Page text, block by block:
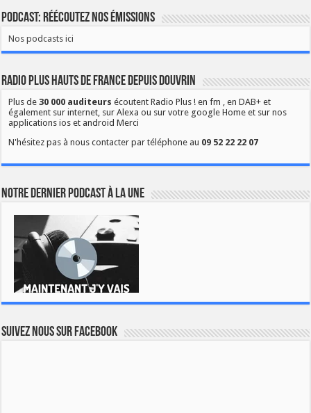
Podcast: Réécoutez nos émissions
Nos podcasts ici
Radio Plus Hauts de France depuis Douvrin
Plus de30 000 auditeurs écoutent Radio Plus ! en fm , en DAB+ et
également sur internet, sur Alexa ou sur votre google Home et sur nos
applications ios et android Merci
N'hésitez pas à nous contacter par téléphone au 09 52 22 22 07
Notre dernier podcast à la une
Suivez nous sur Facebook